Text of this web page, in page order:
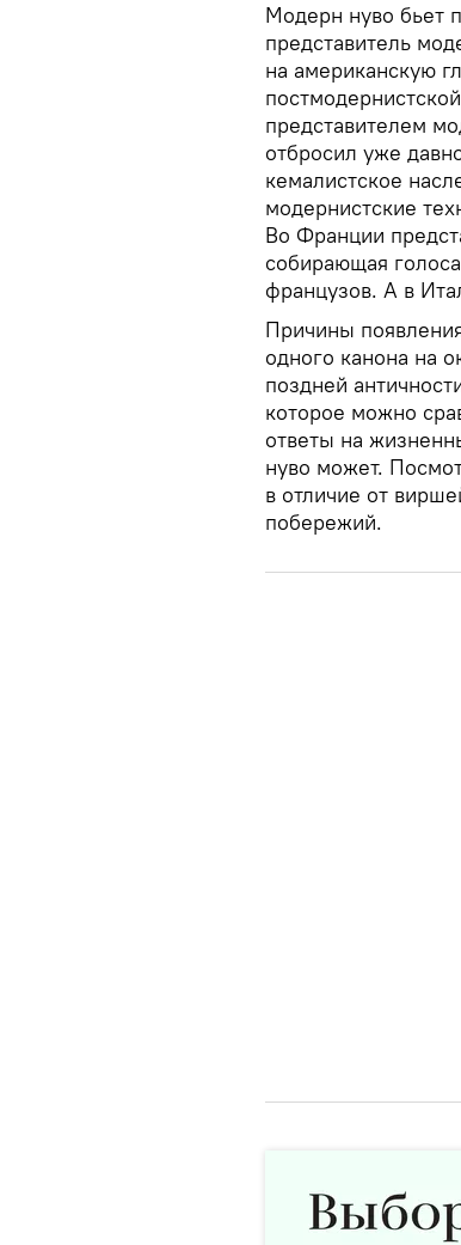
Модерн нуво бьет
представитель
на американскую
представителем
отбросил уже
кемалистское
модернистские
Во Франции
собирающая
французов. А в
Причины
одного канона на
поздней
которое можно
ответы на
нуво может.
в отличие от
побережий.